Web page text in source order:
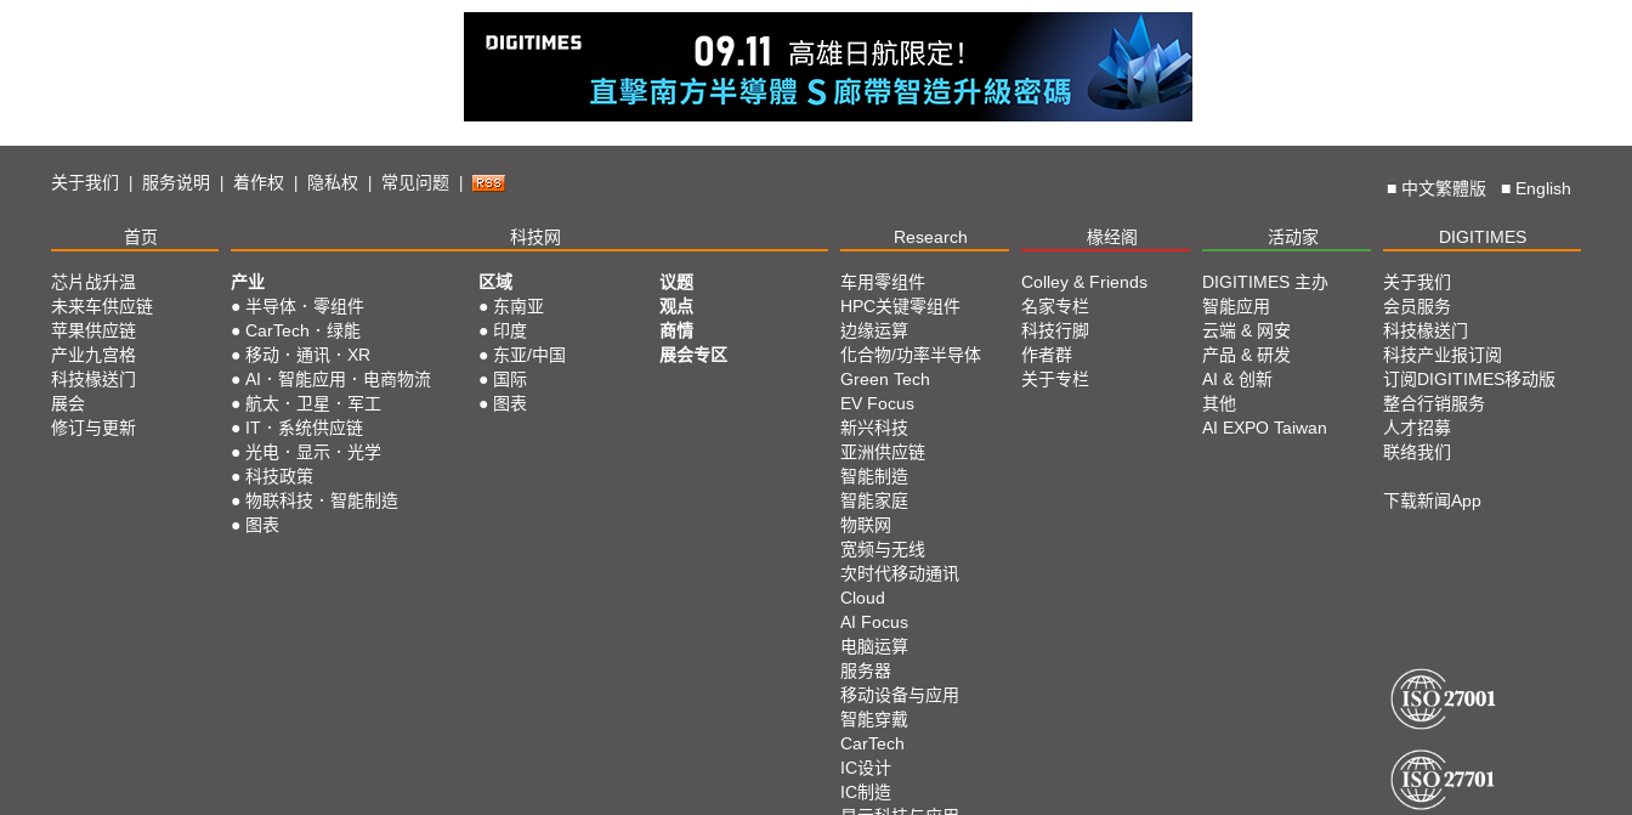
关于我们 服务说明 着作权 隐私权 常见问题 ■ 中文繁體版 ■ English
首页 科技网 Research 椽经阁 活动家 DIGITIMES
芯片战升温
未来车供应链
苹果供应链
产业九宫格
科技椽送门
展会
修订与更新
产业
● 半导体．零组件
● CarTech．绿能
● 移动．通讯．XR
● AI．智能应用．电商物流
● 航太．卫星．军工
● IT．系统供应链
● 光电．显示．光学
● 科技政策
● 物联科技．智能制造
● 图表
区域
● 东南亚
● 印度
● 东亚/中国
● 国际
● 图表
议题
观点
商情
展会专区
车用零组件
HPC关键零组件
边缘运算
化合物/功率半导体
Green Tech
EV Focus
新兴科技
亚洲供应链
智能制造
智能家庭
物联网
宽频与无线
次时代移动通讯
Cloud
AI Focus
电脑运算
服务器
移动设备与应用
智能穿戴
CarTech
IC设计
IC制造
Colley & Friends
名家专栏
科技行脚
作者群
关于专栏
DIGITIMES 主办
智能应用
云端 & 网安
产品 & 研发
AI & 创新
其他
AI EXPO Taiwan
关于我们
会员服务
科技椽送门
科技产业报订阅
订阅DIGITIMES移动版
整合行销服务
人才招募
联络我们
下载新闻App